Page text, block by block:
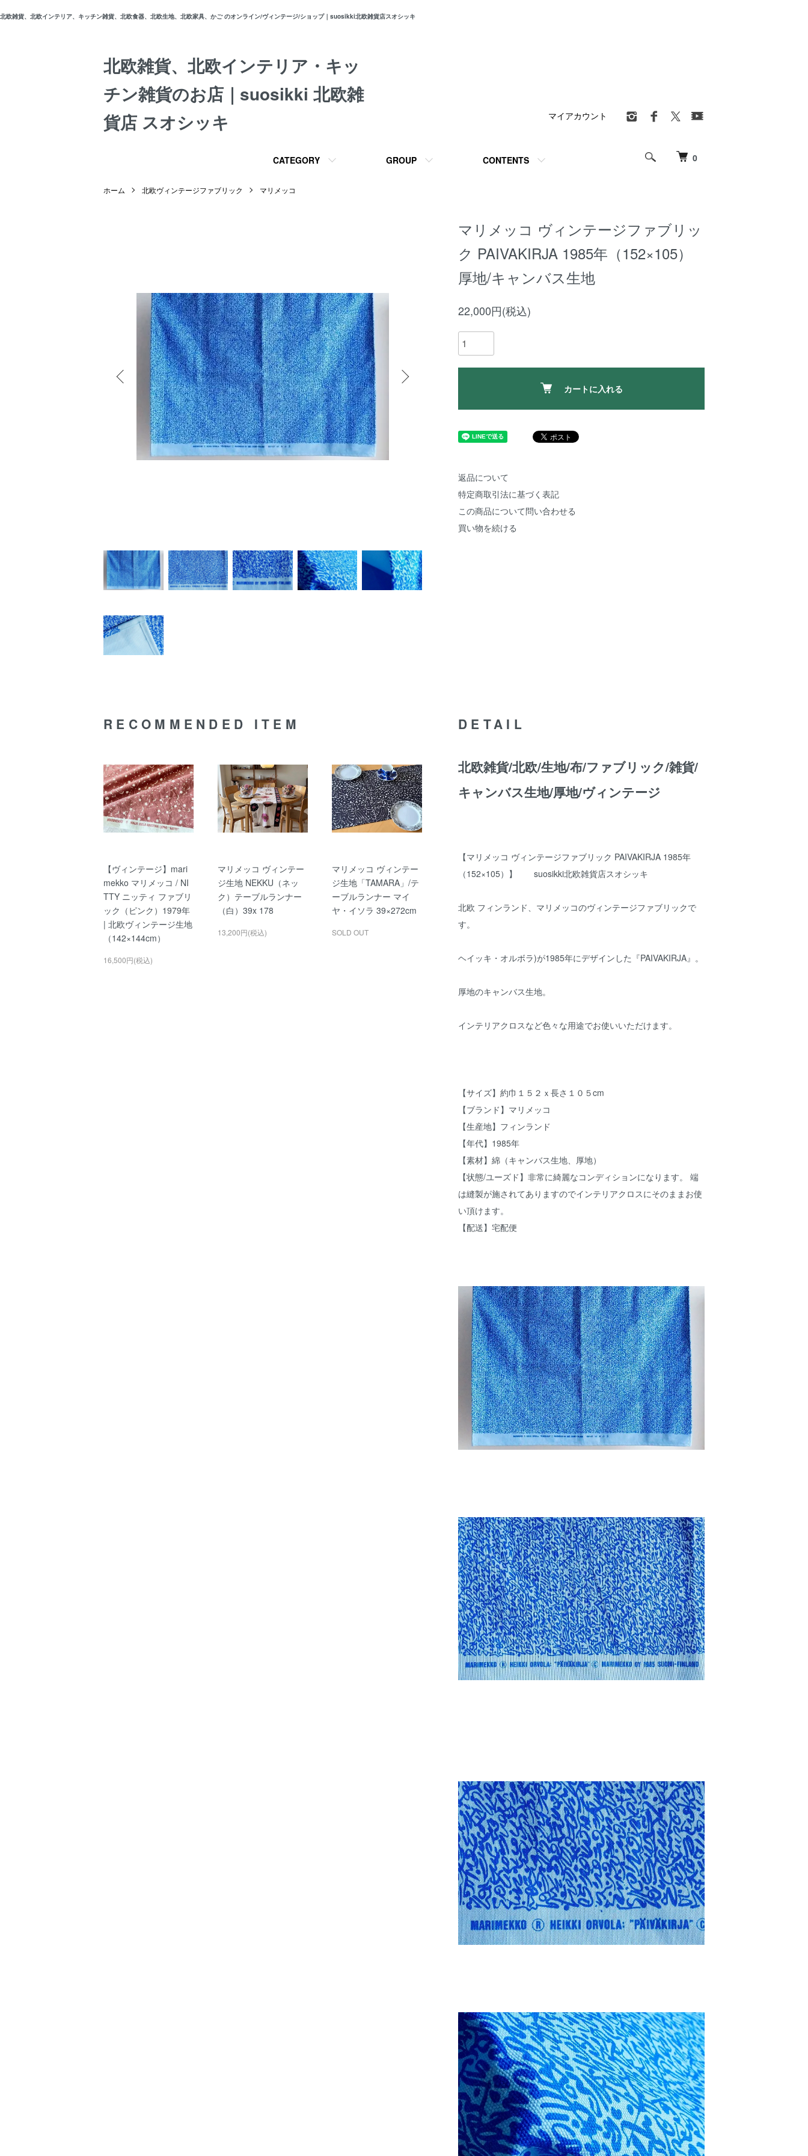
北欧雑貨、北欧インテリア、キッチン雑貨、北欧食器、北欧生地、北欧家具、かご のオンライン/ヴィンテージ/ショップ｜suosikki北欧雑貨店スオシッキ
北欧雑貨、北欧インテリア・キッ
チン雑貨のお店｜suosikki 北欧雑
貨店 スオシッキ
0
CATEGORY GROUP CONTENTS
マイアカウント
ホーム 北欧ヴィンテージファブリック マリメッコ
マリメッコ ヴィンテージファブリッ
ク PAIVAKIRJA 1985年（152×105）
厚地/キャンバス生地
22,000円(税込)
カートに入れる
返品について
特定商取引法に基づく表記
この商品について問い合わせる
買い物を続ける
DETAIL
北欧雑貨/北欧/生地/布/ファブリック/雑貨/
キャンバス生地/厚地/ヴィンテージ
【マリメッコ ヴィンテージファブリック PAIVAKIRJA 1985年
（152×105）】 suosikki北欧雑貨店スオシッキ
北欧 フィンランド、マリメッコのヴィンテージファブリックで
す。
ヘイッキ・オルボラ)が1985年にデザインした『PAIVAKIRJA』。
厚地のキャンバス生地。
インテリアクロスなど色々な用途でお使いいただけます。
【サイズ】約巾１５２ｘ長さ１０５cm
【ブランド】マリメッコ
【生産地】フィンランド
【年代】1985年
【素材】綿（キャンバス生地、厚地）
【状態/ユーズド】非常に綺麗なコンディションになります。 端
は縫製が施されてありますのでインテリアクロスにそのままお使
い頂けます。
【配送】宅配便
RECOMMENDED ITEM
【ヴィンテージ】mari
mekko マリメッコ / NI
TTY ニッティ ファブリ
ック（ピンク）1979年
| 北欧ヴィンテージ生地
（142×144cm）
16,500円(税込)
マリメッコ ヴィンテー
ジ生地 NEKKU（ネッ
ク）テーブルランナー
（白）39x 178
13,200円(税込)
マリメッコ ヴィンテー
ジ生地「TAMARA」/テ
ーブルランナー マイ
ヤ・イソラ 39×272cm
SOLD OUT